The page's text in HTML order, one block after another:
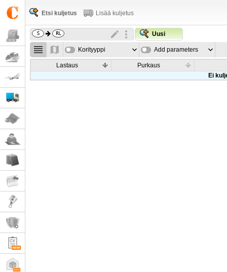
Etsi kuljetus Lisää kuljetus
Uusi
Korityyppi Add parameters
Lastaus
Purkaus
Ei